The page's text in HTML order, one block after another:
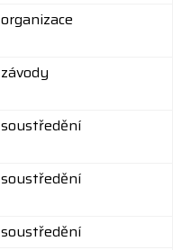
organizace
závody
soustředění
soustředění
soustředění